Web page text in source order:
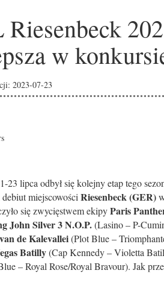
2023:
miejscu
LGCT Valkenswaard
w
2023-07-23
23 lipca odbył się kolejny etap tego
miejscowości Riesenbeck (GER)
się zwycięstwem ekipyParis
John Silver 3 N.O.P.(Lasino – P-
de Kalevallei(Plot Blue –
Batilly(Cap Kennedy – Violetta
– Royal Rose/Royal Bravour). Jak